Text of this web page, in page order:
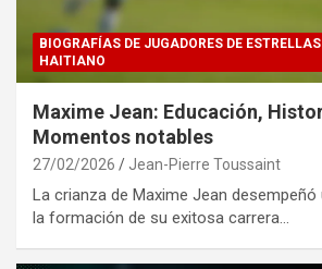
BIOGRAFÍAS DE JUGADORES DE
HAITIANO
Maxime Jean: Educación,
Momentos notables
27/02/2026 Jean-Pierre Toussaint
La crianza de Maxime Jean desempeñó
la formación de su exitosa carrera…